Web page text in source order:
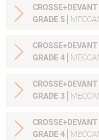
GRADE 5
GRADE 4
GRADE 3
GRADE 4